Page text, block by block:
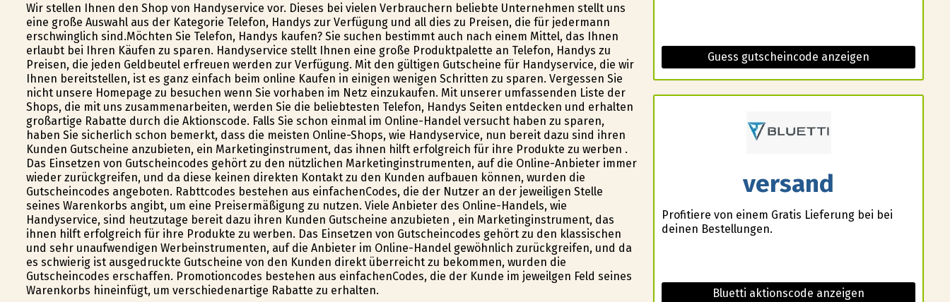
Wir stellen Ihnen den Shop von Handyservice vor. Dieses bei vielen Verbrauchern beliebte Unternehmen stellt uns
eine große Auswahl aus der Kategorie Telefon, Handys zur Verfügung und all dies zu Preisen, die für jedermann
erschwinglich sind.Möchten Sie Telefon, Handys kaufen? Sie suchen bestimmt auch nach einem Mittel, das Ihnen
erlaubt bei Ihren Käufen zu sparen. Handyservice stellt Ihnen eine große Produktpalette an Telefon, Handys zu
Preisen, die jeden Geldbeutel erfreuen werden zur Verfügung. Mit den gültigen Gutscheine für Handyservice, die wir
Ihnen bereitstellen, ist es ganz einfach beim online Kaufen in einigen wenigen Schritten zu sparen. Vergessen Sie
nicht unsere Homepage zu besuchen wenn Sie vorhaben im Netz einzukaufen. Mit unserer umfassenden Liste der
Shops, die mit uns zusammenarbeiten, werden Sie die beliebtesten Telefon, Handys Seiten entdecken und erhalten
großartige Rabatte durch die Aktionscode. Falls Sie schon einmal im Online-Handel versucht haben zu sparen,
haben Sie sicherlich schon bemerkt, dass die meisten Online-Shops, wie Handyservice, nun bereit dazu sind ihren
Kunden Gutscheine anzubieten, ein Marketinginstrument, das ihnen hilft erfolgreich für ihre Produkte zu werben .
Das Einsetzen von Gutscheincodes gehört zu den nützlichen Marketinginstrumenten, auf die Online-Anbieter immer
wieder zurückgreifen, und da diese keinen direkten Kontakt zu den Kunden aufbauen können, wurden die
Gutscheincodes angeboten. Rabttcodes bestehen aus einfachenCodes, die der Nutzer an der jeweiligen Stelle
seines Warenkorbs angibt, um eine Preisermäßigung zu nutzen. Viele Anbieter des Online-Handels, wie
Handyservice, sind heutzutage bereit dazu ihren Kunden Gutscheine anzubieten , ein Marketinginstrument, das
ihnen hilft erfolgreich für ihre Produkte zu werben. Das Einsetzen von Gutscheincodes gehört zu den klassischen
und sehr unaufwendigen Werbeinstrumenten, auf die Anbieter im Online-Handel gewöhnlich zurückgreifen, und da
es schwierig ist ausgedruckte Gutscheine von den Kunden direkt überreicht zu bekommen, wurden die
Gutscheincodes erschaffen. Promotioncodes bestehen aus einfachenCodes, die der Kunde im jeweilgen Feld seines
Warenkorbs hineinfügt, um verschiedenartige Rabatte zu erhalten.
Guess gutscheincode anzeigen
versand
Profitiere von einem Gratis Lieferung bei bei
deinen Bestellungen.
Bluetti aktionscode anzeigen